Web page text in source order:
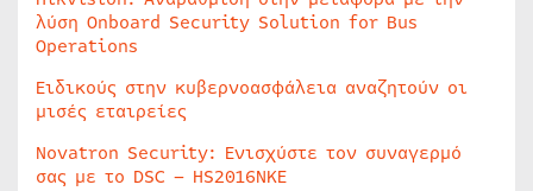
λύση Onboard Security Solution for Bus
Operations
Ειδικούς στην κυβερνοασφάλεια αναζητούν οι
μισές εταιρείες
Novatron Security: Ενισχύστε τον συναγερμό
σας με το DSC – HS2016NKE